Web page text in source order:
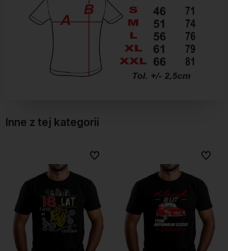
Inne z tej kategorii
Do ulubionych
Do ulubionych Do
Do